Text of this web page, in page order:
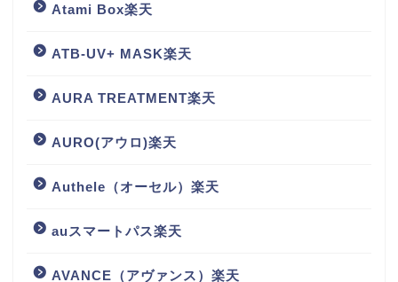
Atami Box楽天
ATB-UV+ MASK楽天
AURA TREATMENT楽天
AURO(アウロ)楽天
Authele（オーセル）楽天
auスマートパス楽天
AVANCE（アヴァンス）楽天